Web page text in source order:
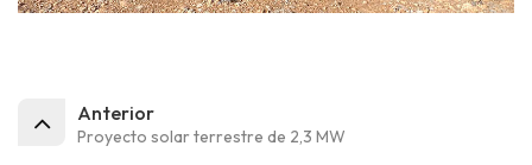
Anterior
Proyecto solar terrestre de 2,3 MW